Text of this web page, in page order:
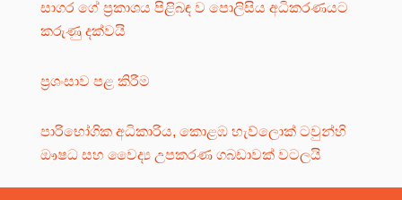
සාගර ගේ ප්‍රකාශය පිළිබඳ ව පොලිසිය අධිකරණයට
කරුණු දක්වයි
ප්‍රශංසාව පළ කිරීම
පාරිභෝගික අධිකාරිය, කොළඹ හැව්ලොක් ටවුන්හි
ඖෂධ සහ වෛද්‍ය උපකරණ ගබඩාවක් වටලයි